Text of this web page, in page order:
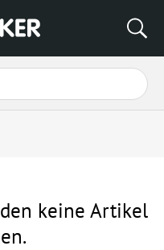
keine Artikel